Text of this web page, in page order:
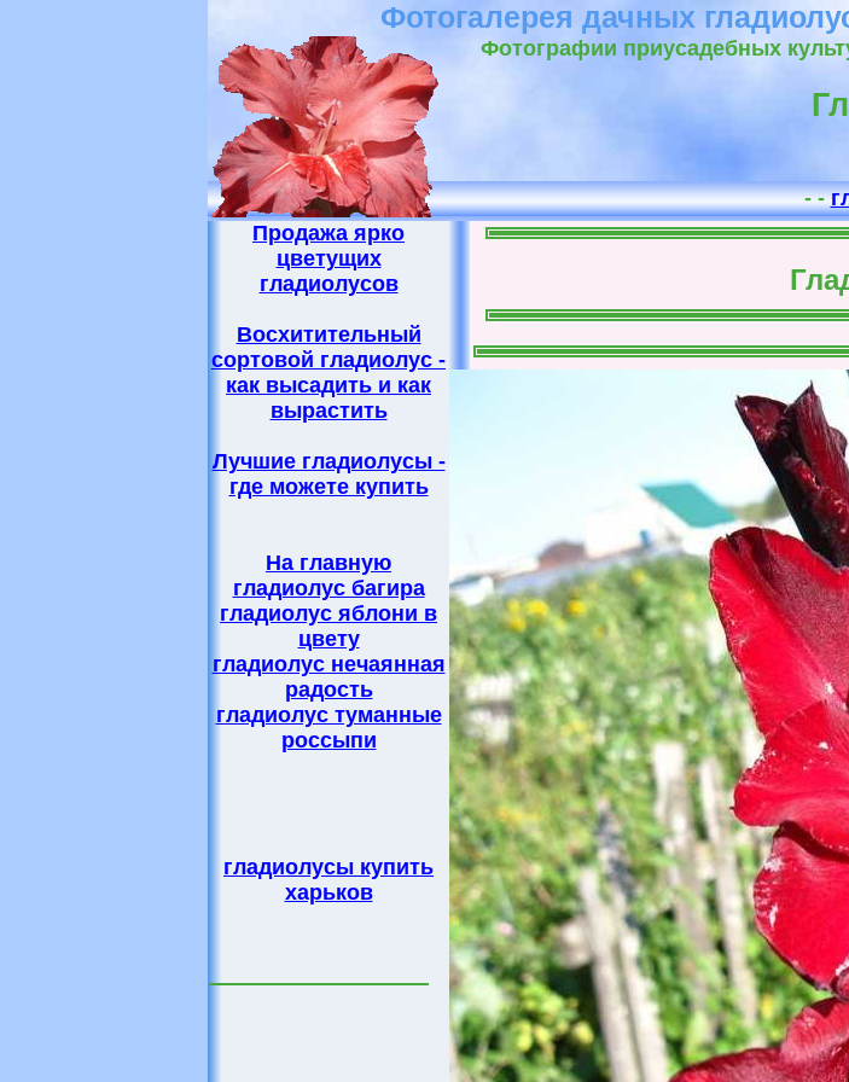
Фотогалерея дачных
Фотографии приусадебных
- -
Продажа ярко
цветущих
гладиолусов
Восхитительный
сортовой гладиолус -
как высадить и как
вырастить
Лучшие гладиолусы -
где можете купить
На главную
гладиолус багира
гладиолус яблони в
цвету
гладиолус нечаянная
радость
гладиолус туманные
россыпи
гладиолусы купить
харьков